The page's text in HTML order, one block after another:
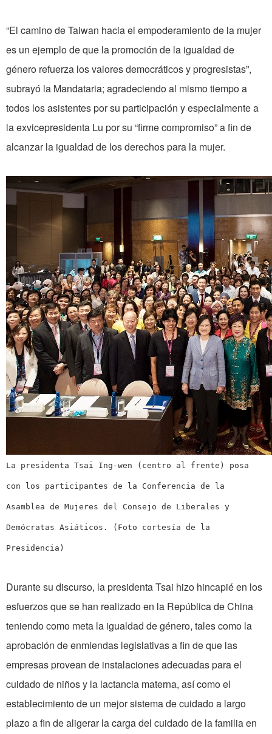
“El camino de Taiwan hacia el empoderamiento de la mujer
es un ejemplo de que la promoción de la igualdad de
género refuerza los valores democráticos y progresistas”,
subrayó la Mandataria; agradeciendo al mismo tiempo a
todos los asistentes por su participación y especialmente a
la exvicepresidenta Lu por su “firme compromiso” a fin de
alcanzar la igualdad de los derechos para la mujer.
La presidenta Tsai Ing-wen (centro al frente) posa
con los participantes de la Conferencia de la
Asamblea de Mujeres del Consejo de Liberales y
Demócratas Asiáticos. (Foto cortesía de la
Presidencia)
Durante su discurso, la presidenta Tsai hizo hincapié en los
esfuerzos que se han realizado en la República de China
teniendo como meta la igualdad de género, tales como la
aprobación de enmiendas legislativas a fin de que las
empresas provean de instalaciones adecuadas para el
cuidado de niños y la lactancia materna, así como el
establecimiento de un mejor sistema de cuidado a largo
plazo a fin de aligerar la carga del cuidado de la familia en